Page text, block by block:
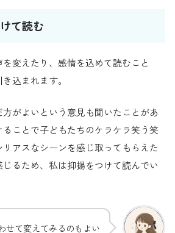
て読む
変えたり、感情を込めて読むこと
込まれます。
がよいという意見も聞いたことがあ
ることで子どもたちのケラケラ笑う笑
アスなシーンを感じ取ってもらえた
るため、私は抑揚をつけて読んでい
せて変えてみるのもよい